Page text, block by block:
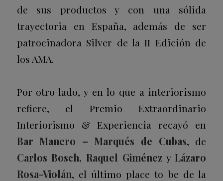
de sus productos y con una sólida
trayectoria en España, además de ser
patrocinadora Silver de la II Edición de
los AMA.
Por otro lado, y en lo que a interiorismo
refiere, el Premio Extraordinario
Interiorismo & Experiencia recayó en
Bar Manero – Marqués de Cubas, de
Carlos Bosch, Raquel Giménezy Lázaro
Rosa-Violán, el último place to be de la